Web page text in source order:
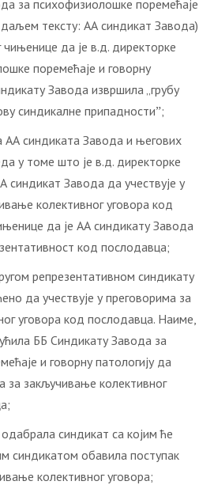
за психофизиолошке поремећаје
даљем тексту: АА синдикат Завода)
да је в.д. директоркe
поремећаје и говорну
Завода извршила „грубу
синдикалне припадностиˮ;
АА синдиката Завода и његових
у томе што је в.д. директоркe
синдикат Завода да учествује у
колективног уговора код
да је АА синдикату Завода
код послодавца;
репрезентативном синдикату
да учествује у преговорима за
уговора код послодавца. Наиме,
ББ Синдикату Завода за
и говорну патологију да
за закључивање колективног
синдикат са којим ће
синдикатом обавила поступак
колективног уговора;